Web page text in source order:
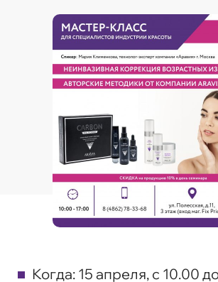
Когда: 15 апреля, с 10.00